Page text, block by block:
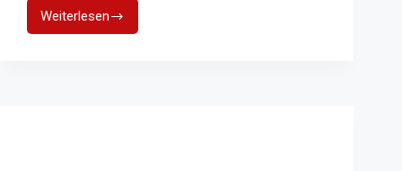
WeiterlesenUngewöhnlicher
Brand